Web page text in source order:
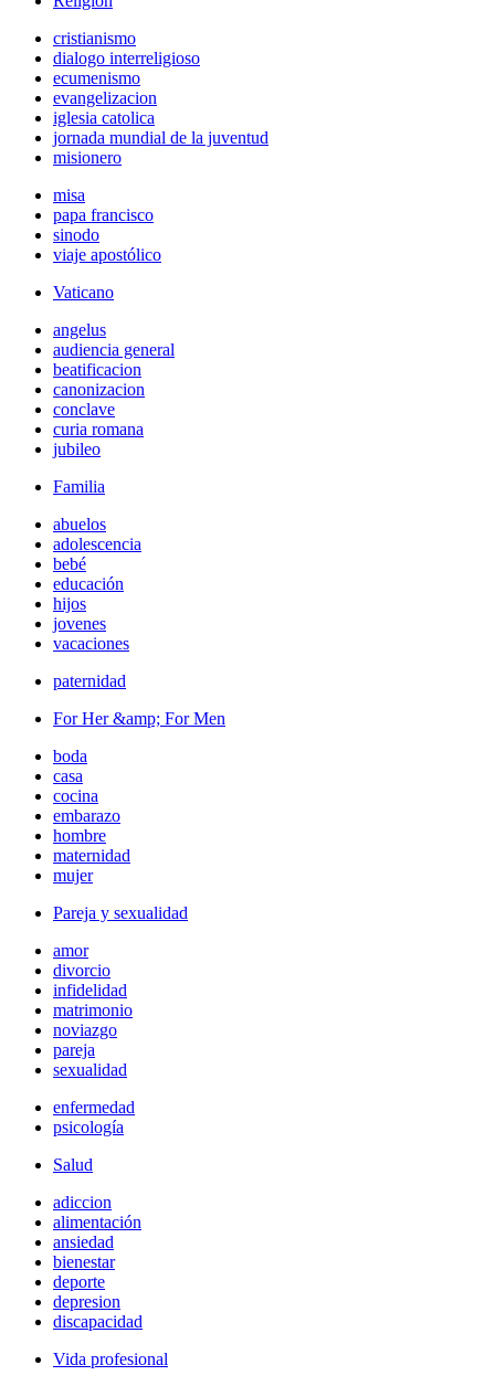
cristianismo
dialogo interreligioso
ecumenismo
evangelizacion
iglesia catolica
jornada mundial de la juventud
misionero
misa
papa francisco
sinodo
viaje apostólico
Vaticano
angelus
audiencia general
beatificacion
canonizacion
conclave
curia romana
jubileo
Familia
abuelos
adolescencia
bebé
educación
hijos
jovenes
vacaciones
paternidad
For Her &amp; For Men
boda
casa
cocina
embarazo
hombre
maternidad
mujer
Pareja y sexualidad
amor
divorcio
infidelidad
matrimonio
noviazgo
pareja
sexualidad
enfermedad
psicología
Salud
adiccion
alimentación
ansiedad
bienestar
deporte
depresion
discapacidad
Vida profesional